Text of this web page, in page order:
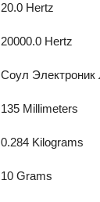
20.0 Hertz
20000.0 Hertz
Соул Электроник
135 Millimeters
0.284 Kilograms
10 Grams